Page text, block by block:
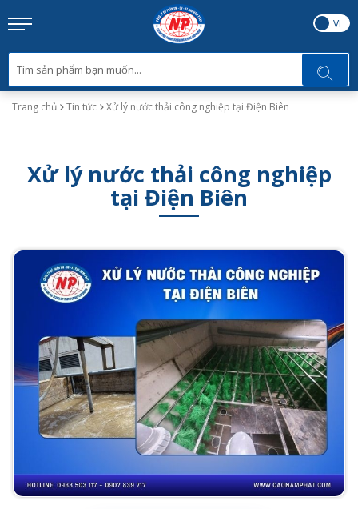
EN VI
Trang chủ Tin tức Xử lý nước thải công nghiệp tại Điện Biên
Xử lý nước thải công nghiệp
tại Điện Biên